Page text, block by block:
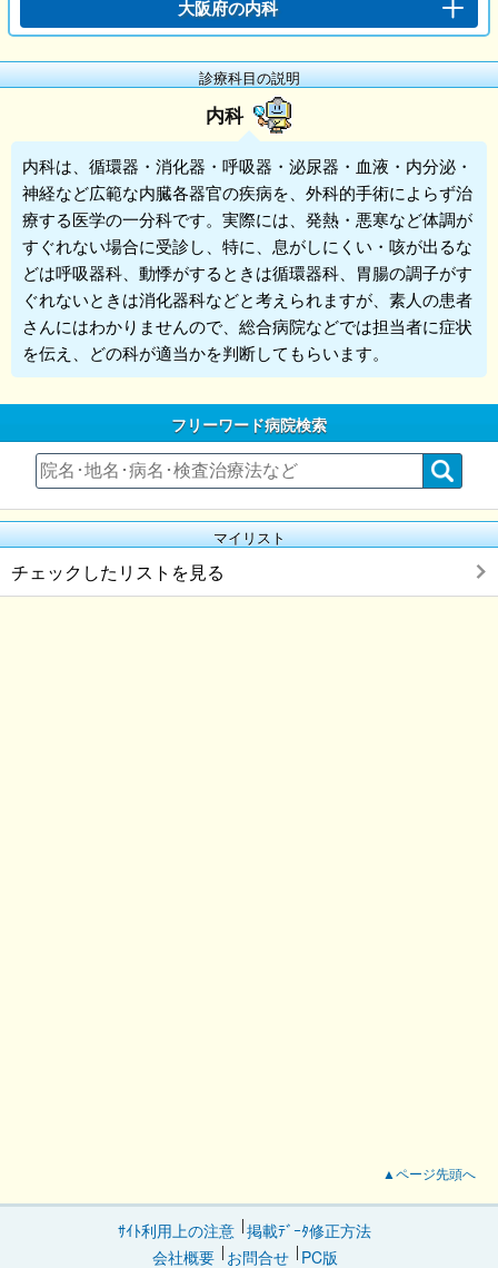
大阪府の内科
診療科目の説明
内科
内科は、循環器・消化器・呼吸器・泌尿器・血液・内分泌・
神経など広範な内臓各器官の疾病を、外科的手術によらず治
療する医学の一分科です。実際には、発熱・悪寒など体調が
すぐれない場合に受診し、特に、息がしにくい・咳が出るな
どは呼吸器科、動悸がするときは循環器科、胃腸の調子がす
ぐれないときは消化器科などと考えられますが、素人の患者
さんにはわかりませんので、総合病院などでは担当者に症状
を伝え、どの科が適当かを判断してもらいます。
フリーワード病院検索
マイリスト
チェックしたリストを見る
▲ページ先頭へ
ｻｲﾄ利用上の注意 掲載ﾃﾞｰﾀ修正方法
会社概要
お問合せ PC版